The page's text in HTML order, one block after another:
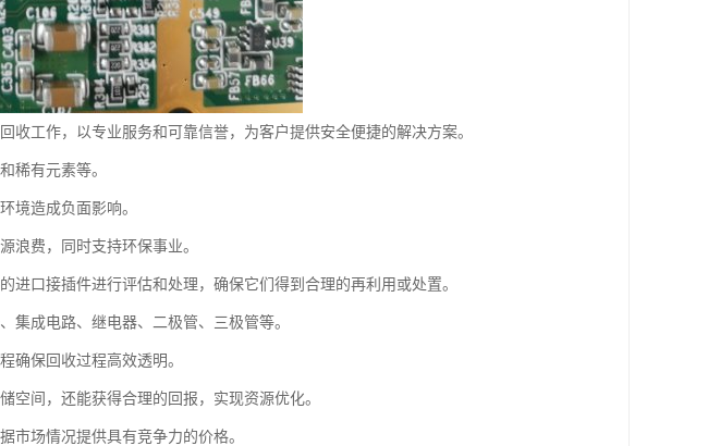
收工作，以专业服务和可靠信誉，为客户提供安全便捷的解决方案。
稀有元素等。
境造成负面影响。
浪费，同时支持环保事业。
进口接插件进行评估和处理，确保它们得到合理的再利用或处置。
集成电路、继电器、二极管、三极管等。
确保回收过程高效透明。
空间，还能获得合理的回报，实现资源优化。
市场情况提供具有竞争力的价格。